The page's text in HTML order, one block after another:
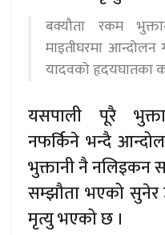
बक्यौता रकम
माइतीघरमा आन्दोलन
यादवको हृदयघातका
यसपाली पूरै
नफर्किने भन्दै
भुक्तानी नै नलिइकन
सम्झौता भएको
मृत्यु भएको छ ।